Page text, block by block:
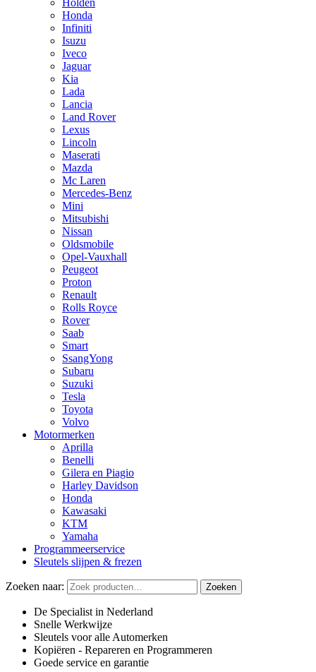
Holden
Honda
Infiniti
Isuzu
Iveco
Jaguar
Kia
Lada
Lancia
Land Rover
Lexus
Lincoln
Maserati
Mazda
Mc Laren
Mercedes-Benz
Mini
Mitsubishi
Nissan
Oldsmobile
Opel-Vauxhall
Peugeot
Proton
Renault
Rolls Royce
Rover
Saab
Smart
SsangYong
Subaru
Suzuki
Tesla
Toyota
Volvo
Motormerken
Aprilla
Benelli
Gilera en Piagio
Harley Davidson
Honda
Kawasaki
KTM
Yamaha
Programmeerservice
Sleutels slijpen & frezen
Zoeken naar: Zoeken
De Specialist in Nederland
Snelle Werkwijze
Sleutels voor alle Automerken
Kopiëren - Repareren en Programmeren
Goede service en garantie